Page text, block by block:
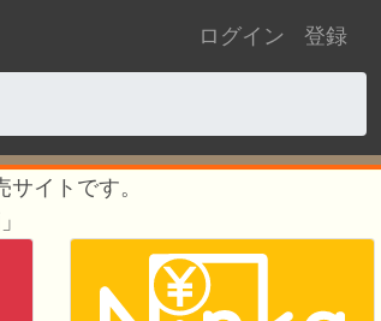
ログイン 登録
イトです。